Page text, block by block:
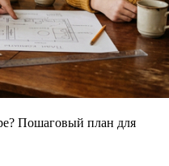
Пошаговый план для